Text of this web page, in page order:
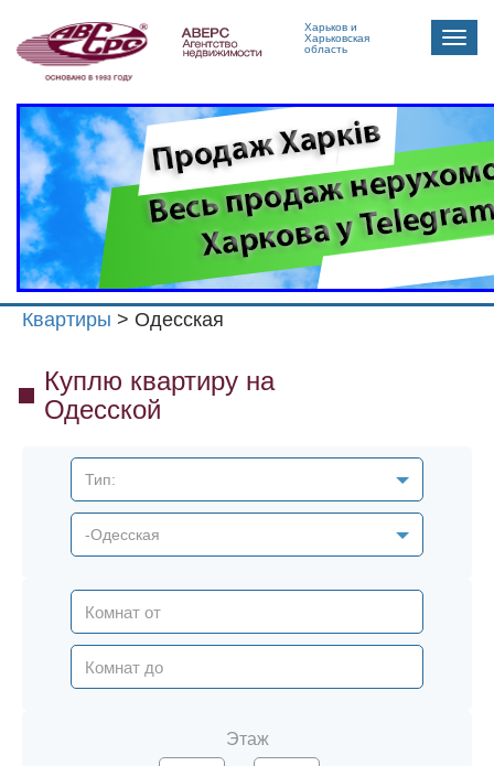
Харьков и
Харьковская
область
Toggle
Квартиры > Одесская
Куплю квартиру на
Одесской
Тип:
-Одесская
Этаж